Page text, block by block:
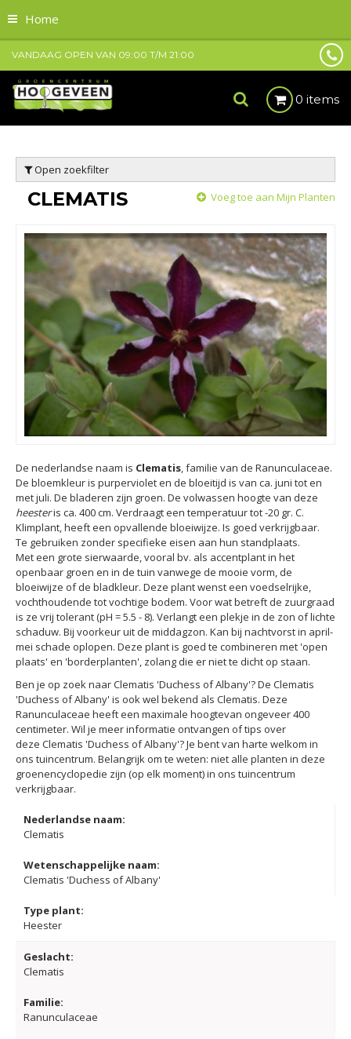
Home
VANDAAG OPEN VAN 09:00 T/M 21:00
0 items
Open zoekfilter
CLEMATIS Voeg toe aan Mijn Planten
De nederlandse naam is Clematis, familie van de Ranunculaceae.
De bloemkleur is purperviolet en de bloeitijd is van ca. juni tot en
met juli. De bladeren zijn groen. De volwassen hoogte van deze
heesteris ca. 400 cm. Verdraagt een temperatuur tot -20 gr. C.
Klimplant, heeft een opvallende bloeiwijze. Is goed verkrijgbaar.
Te gebruiken zonder specifieke eisen aan hun standplaats.
Met een grote sierwaarde, vooral bv. als accentplant in het
openbaar groen en in de tuin vanwege de mooie vorm, de
bloeiwijze of de bladkleur. Deze plant wenst een voedselrijke,
vochthoudende tot vochtige bodem. Voor wat betreft de zuurgraad
is ze vrij tolerant (pH = 5.5 - 8). Verlangt een plekje in de zon of lichte
schaduw. Bij voorkeur uit de middagzon. Kan bij nachtvorst in april-
mei schade oplopen. Deze plant is goed te combineren met 'open
plaats' en 'borderplanten', zolang die er niet te dicht op staan.
Ben je op zoek naar Clematis 'Duchess of Albany'? De Clematis
'Duchess of Albany' is ook wel bekend als Clematis. Deze
Ranunculaceae heeft een maximale hoogtevan ongeveer 400
centimeter. Wil je meer informatie ontvangen of tips over
deze Clematis 'Duchess of Albany'? Je bent van harte welkom in
ons tuincentrum. Belangrijk om te weten: niet alle planten in deze
groenencyclopedie zijn (op elk moment) in ons tuincentrum
verkrijgbaar.
Nederlandse naam:
Clematis
Wetenschappelijke naam:
Clematis 'Duchess of Albany'
Type plant:
Heester
Geslacht:
Clematis
Familie:
Ranunculaceae